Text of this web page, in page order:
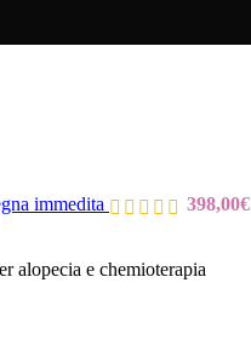
immedita
398,00€
alopecia e chemioterapia